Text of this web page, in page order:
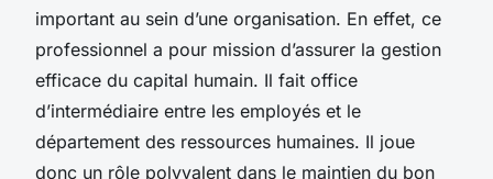
important au sein d’une organisation. En effet, ce
professionnel a pour mission d’assurer la gestion
efficace du capital humain. Il fait office
d’intermédiaire entre les employés et le
département des ressources humaines. Il joue
donc un rôle polyvalent dans le maintien du bon